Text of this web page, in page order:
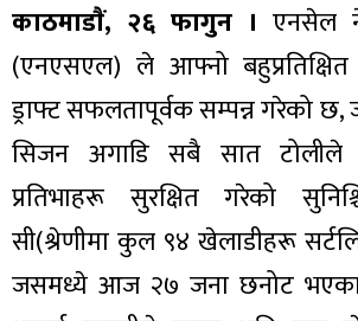
काठमाडाैं, २६ फागुन । एनसेल
(एनएसएल) ले आफ्नो बहुप्रतिक्षित
ड्राफ्ट सफलतापूर्वक सम्पन्न गरेको
सिजन अगाडि सबै सात
प्रतिभाहरू सुरक्षित गरेको
सी(श्रेणीमा कुल ९४ खेलाडीहरू
जसमध्ये आज २७ जना छनोट